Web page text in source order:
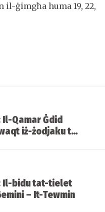
ġimgħa huma 19, 22,
Qamar Ġdid
iż-żodjaku ta’
Il-bidu tat-tielet
– It-Tewmin